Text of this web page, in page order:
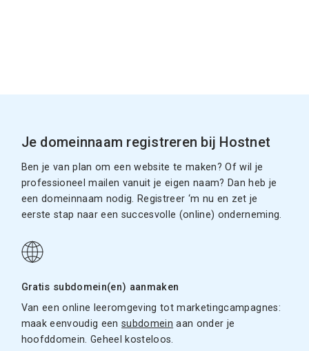
Je domeinnaam registreren bij Hostnet
Ben je van plan om een website te maken? Of wil je
professioneel mailen vanuit je eigen naam? Dan heb je
een domeinnaam nodig. Registreer ‘m nu en zet je
eerste stap naar een succesvolle (online) onderneming.
Gratis subdomein(en) aanmaken
Van een online leeromgeving tot marketingcampagnes:
maak eenvoudig eensubdomein aan onder je
hoofddomein. Geheel kosteloos.